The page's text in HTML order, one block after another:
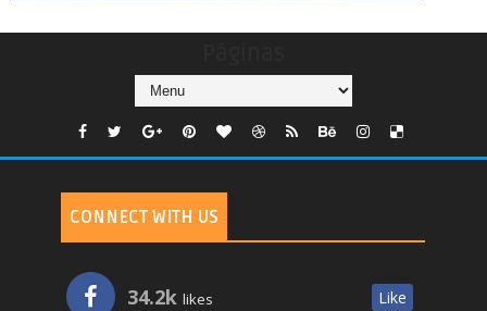
CONNECT WITH US
34.2k likes Like